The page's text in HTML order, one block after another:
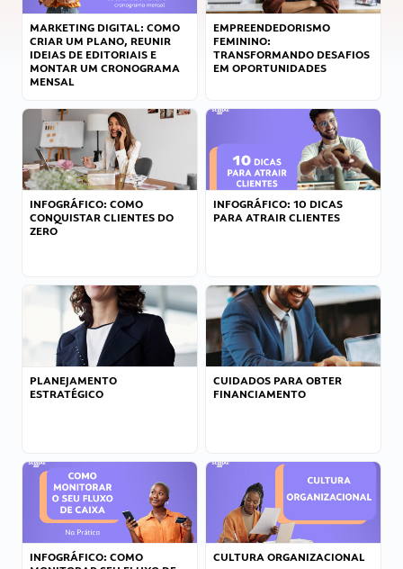
MARKETING DIGITAL: COMO
CRIAR UM PLANO, REUNIR
IDEIAS DE EDITORIAIS E
MONTAR UM CRONOGRAMA
MENSAL
EMPREENDEDORISMO
FEMININO:
TRANSFORMANDO DESAFIOS
EM OPORTUNIDADES
INFOGRÁFICO: COMO
CONQUISTAR CLIENTES DO
ZERO
INFOGRÁFICO: 10 DICAS
PARA ATRAIR CLIENTES
PLANEJAMENTO
ESTRATÉGICO
CUIDADOS PARA OBTER
FINANCIAMENTO
INFOGRÁFICO: COMO
CULTURA ORGANIZACIONAL